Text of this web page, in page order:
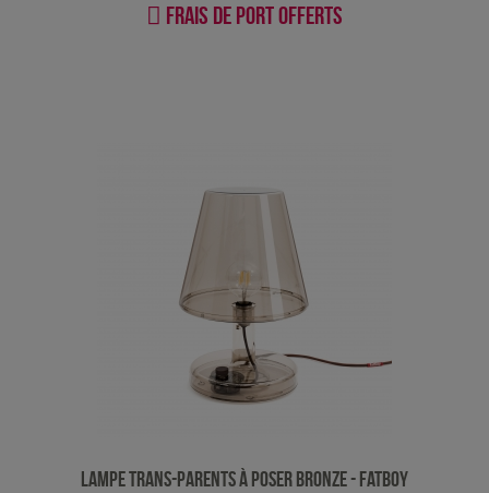
Frais de port offerts
Lampe Trans-parents à poser Bronze - Fatboy